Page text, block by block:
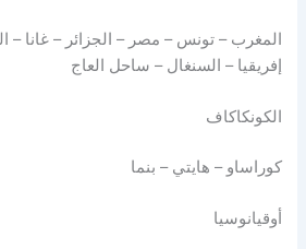
المغرب – تونس – مصر – الجزائر – غانا –
إفريقيا – السنغال – ساحل العاج
الكونكاكاف
كوراساو – هايتي – بنما
أوقيانوسيا